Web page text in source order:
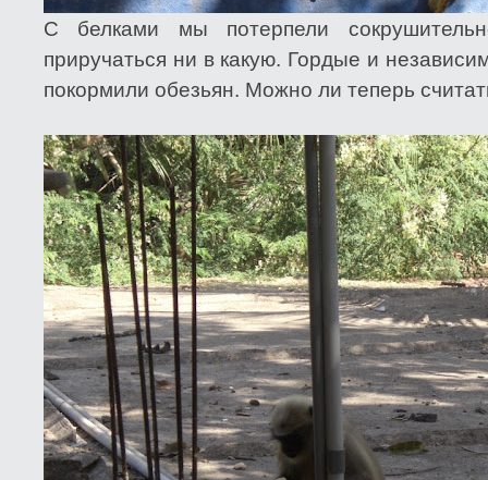
С белками мы потерпели
приручаться ни в какую. Гордые и
покормили обезьян. Можно ли теперь